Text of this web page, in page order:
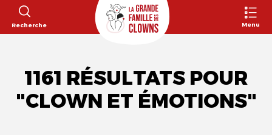
Recherche Menu
1161 RÉSULTATS POUR
"CLOWN ET ÉMOTIONS"